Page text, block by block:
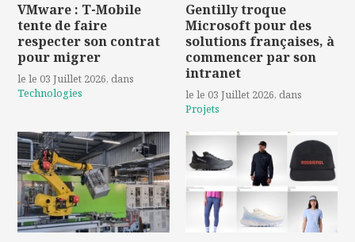
VMware : T-Mobile
tente de faire
respecter son contrat
pour migrer
le le 03 Juillet 2026, dans
Technologies
Gentilly troque
Microsoft pour des
solutions françaises, à
commencer par son
intranet
le le 03 Juillet 2026, dans
Projets